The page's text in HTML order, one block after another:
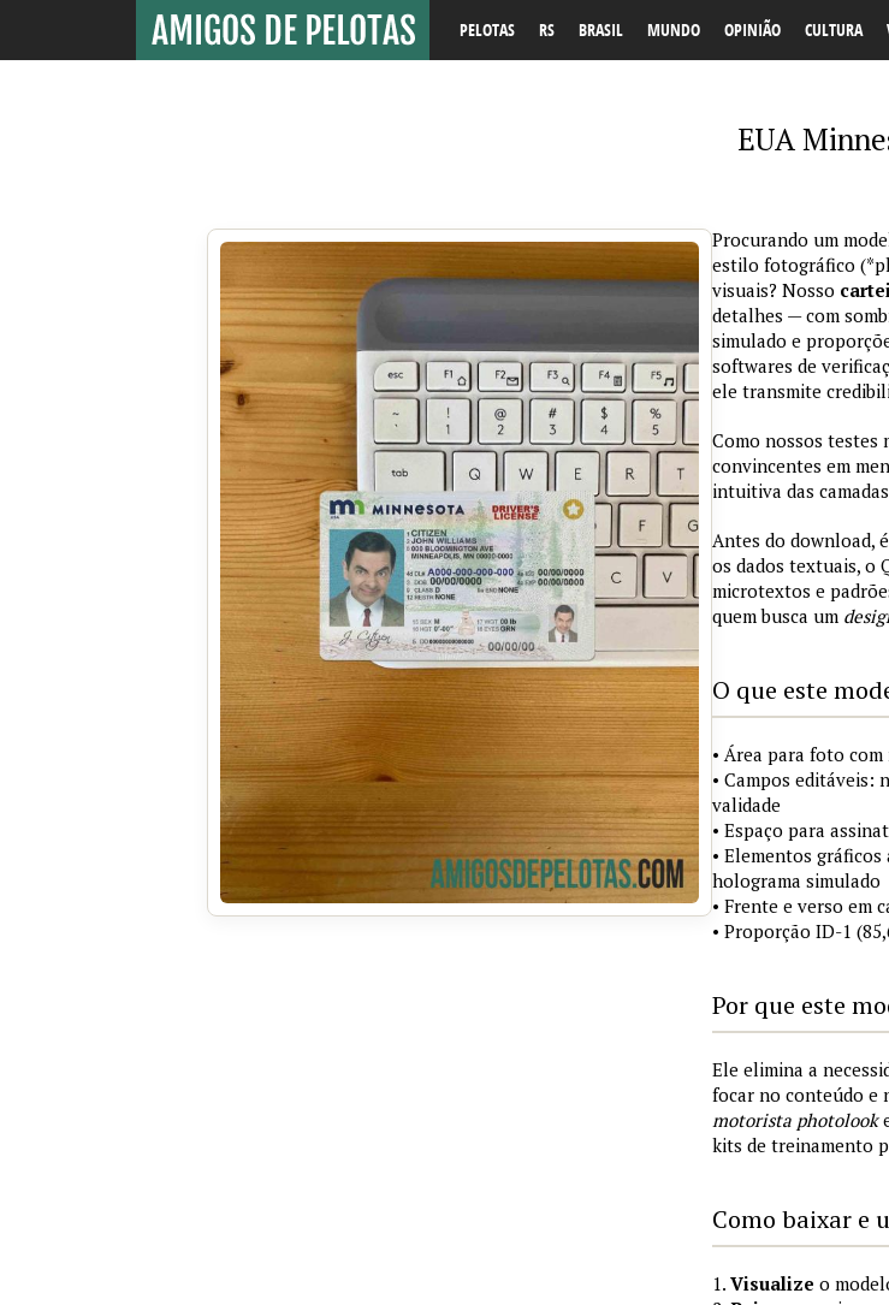
PELOTAS RS BRASIL MUNDO OPINIÃO CULTURA
EUA
Procurando um
estilo fotográfico
visuais? Nosso
detalhes — com
simulado e
softwares de
ele transmite
Como nossos testes
convincentes em
intuitiva das
Antes do download,
os dados textuais, o
microtextos e
quem busca um
O que este
• Área para foto
• Campos editáveis:
validade
• Espaço para
• Elementos
holograma simulado
• Frente e verso em
• Proporção ID-1
Por que este
Ele elimina a
focar no conteúdo e
motorista photolook
kits de treinamento
Como baixar e
1. Visualize o